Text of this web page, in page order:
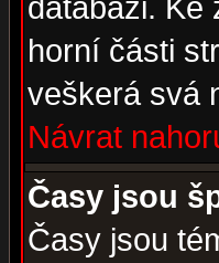
databázi. Ke
horní části
veškerá svá
Návrat
Časy jsou
Časy jsou